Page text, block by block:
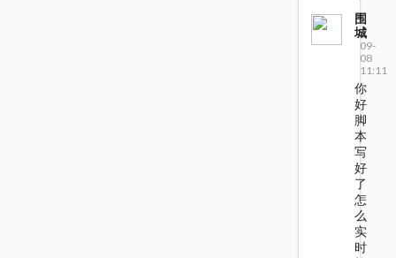
围
城
09-
08
11:11
你
好
脚
本
写
好
了
怎
么
实
时